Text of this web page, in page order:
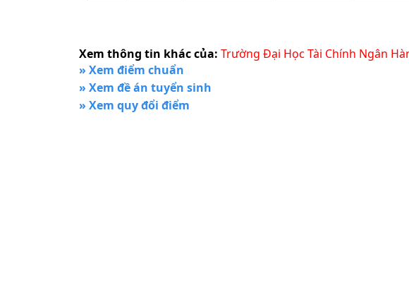
Xem thông tin khác của: Trường Đại Học Tài Chính Ngân
» Xem điểm chuẩn
» Xem đề án tuyển sinh
» Xem quy đổi điểm